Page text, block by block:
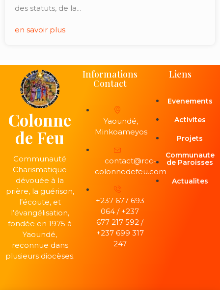
des statuts, de la...
en savoir plus
Colonne
de Feu
Communauté
Charismatique
dévouée à la
prière, la guérison,
l’écoute, et
l’évangélisation,
fondée en 1975 à
Yaoundé,
reconnue dans
plusieurs diocèses.
Informations
Contact
Yaoundé,
Minkoameyos
contact@rcc-
colonnedefeu.com
+237 677 693
064 / +237
677 217 592 /
+237 699 317
247
Liens
Evenements
Activites
Projets
Communaute
de Paroisses
Actualites